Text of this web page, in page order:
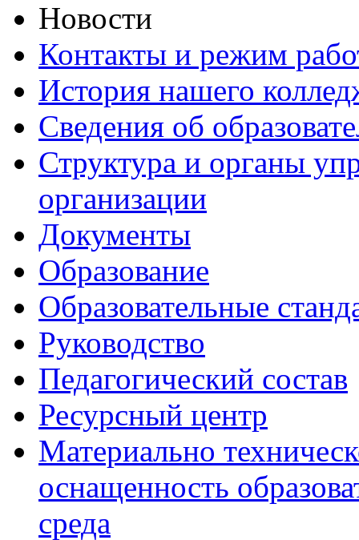
Новости
Контакты и режим
История нашего
Сведения об
Структура и органы
организации
Документы
Образование
Образовательные
Руководство
Педагогический состав
Ресурсный центр
Материально
оснащенность
среда